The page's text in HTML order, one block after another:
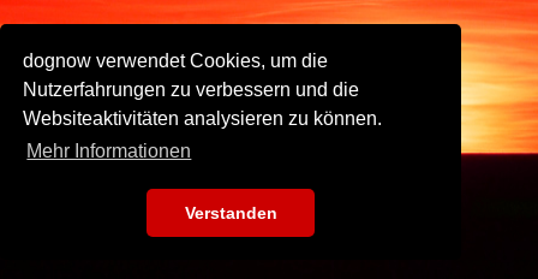
dognow verwendet Cookies, um die
Nutzerfahrungen zu verbessern und die
Websiteaktivitäten analysieren zu können.
Mehr Informationen
Verstanden